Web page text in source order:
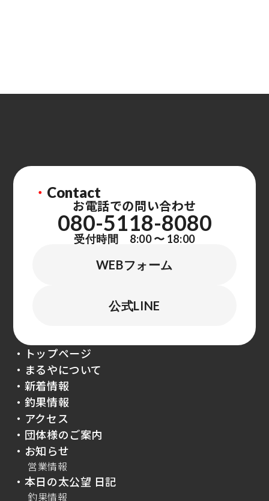
・ Contact
お電話での問い合わせ
080-5118-8080
受付時間 8:00 〜 18:00
WEBフォーム
公式LINE
・トップページ
・まるやについて
・新着情報
・釣果情報
・アクセス
・団体様のご案内
・お知らせ
営業情報
・本日の太公望 日記
釣果情報